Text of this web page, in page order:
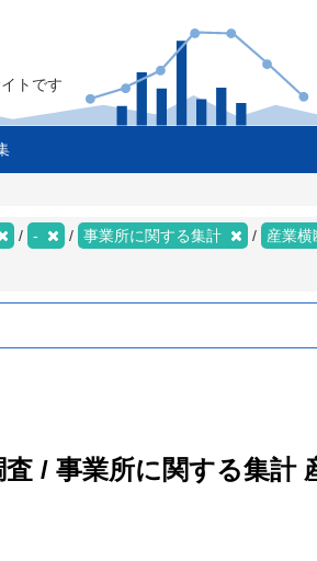
トです
- 事業所に関する集計 産業横
/ 事業所に関する集計